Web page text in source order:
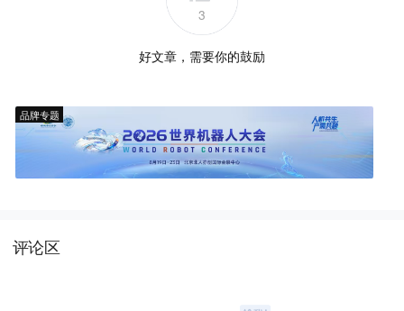
3
好文章，需要你的鼓励
品牌专题
评论区